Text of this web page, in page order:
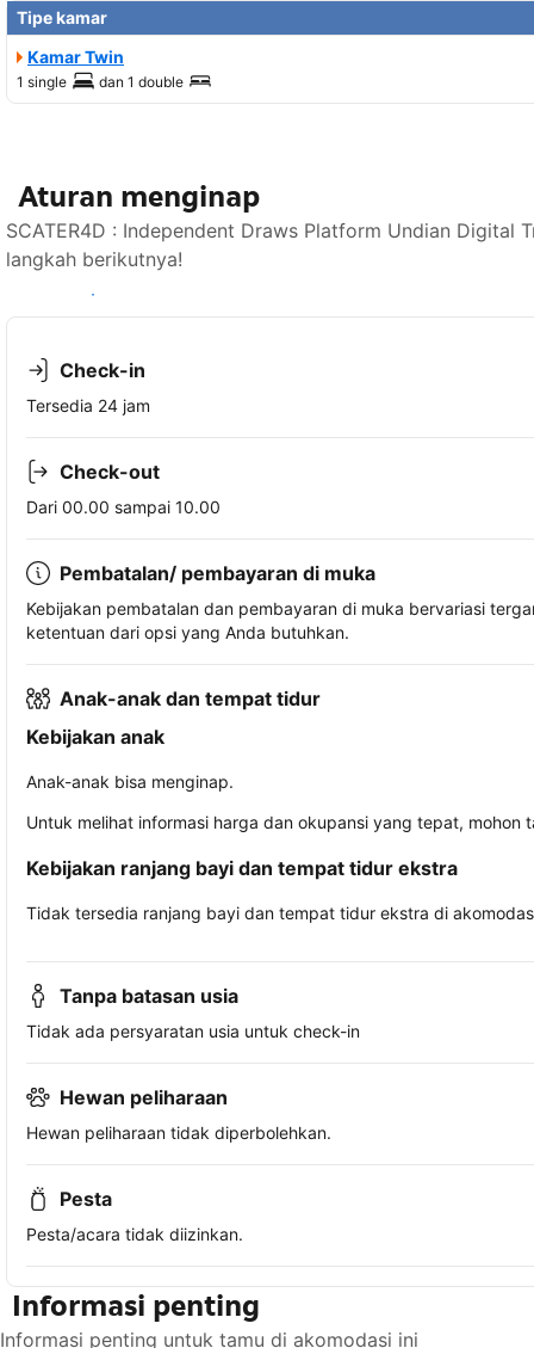
Tipe kamar
Kamar Twin
1 single dan 1 double
Aturan menginap
SCATER4D : Independent Draws Platform Undian Digital
langkah berikutnya!
Lihat ketersediaan
Check-in
Tersedia 24 jam
Check-out
Dari 00.00 sampai 10.00
Pembatalan/ pembayaran di muka
Kebijakan pembatalan dan pembayaran di muka bervariasi
ketentuan dari opsi yang Anda butuhkan.
Anak-anak dan tempat tidur
Kebijakan anak
Anak-anak bisa menginap.
Untuk melihat informasi harga dan okupansi yang tepat,
Kebijakan ranjang bayi dan tempat tidur ekstra
Tidak tersedia ranjang bayi dan tempat tidur ekstra di
Tanpa batasan usia
Tidak ada persyaratan usia untuk check-in
Hewan peliharaan
Hewan peliharaan tidak diperbolehkan.
Pesta
Pesta/acara tidak diizinkan.
Informasi penting
Informasi penting untuk tamu di akomodasi ini